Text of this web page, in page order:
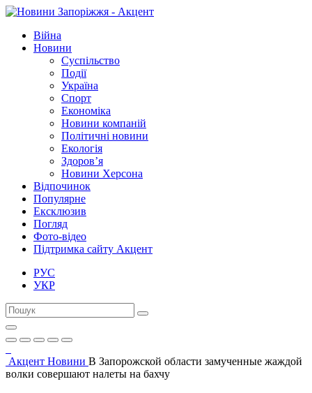
Війна
Новини
Суспільство
Події
Україна
Спорт
Економіка
Новини компаній
Політичні новини
Екологія
Здоров’я
Новини Херсона
Відпочинок
Популярне
Ексклюзив
Погляд
Фото-відео
Підтримка сайту Акцент
РУС
УКР
Акцент Новини В Запорожской области замученные жаждой
волки совершают налеты на бахчу